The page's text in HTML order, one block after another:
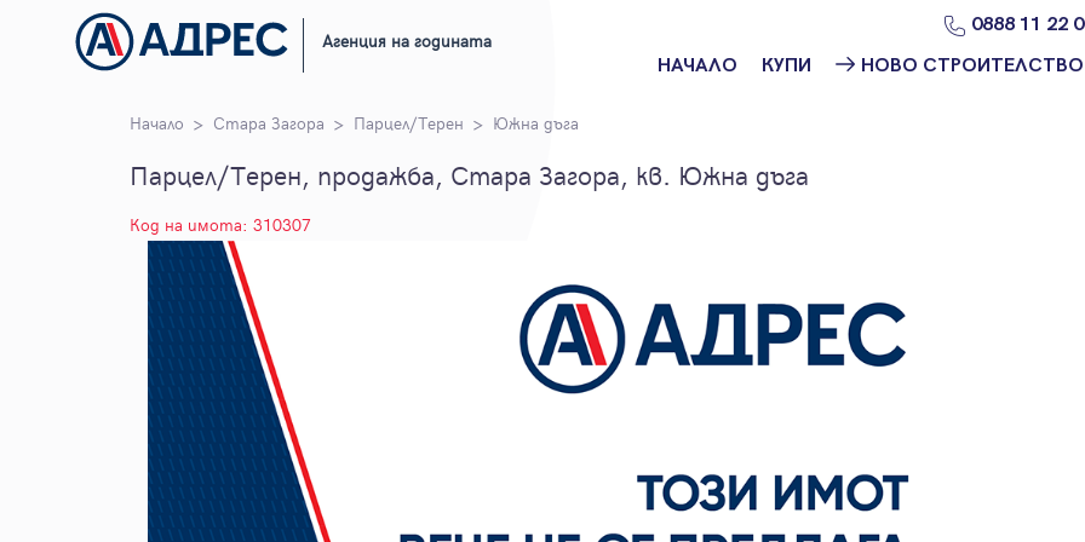
Агенция на годината
0888 11 22
НАЧАЛО КУПИ
Защо да купя
НОВО СТРОИТЕЛСТВО
строителство
строителство
Начало Стара Загора Парцел/Терен Южна дъга
Парцел/Терен, продажба, Стара Загора, кв. Южна дъга
Код на имота: 310307